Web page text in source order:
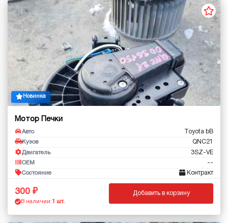
Новинка
Мотор Печки
Авто Toyota bB
Кузов QNC21
Двигатель 3SZ-VE
OEM --
Состояние Контракт
300
В наличии: 1 шт.
Добавить в корзину